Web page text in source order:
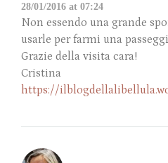
28/01/2016 at 07:24
Non essendo una grande
usarle per farmi una
Grazie della visita cara!
Cristina
https://